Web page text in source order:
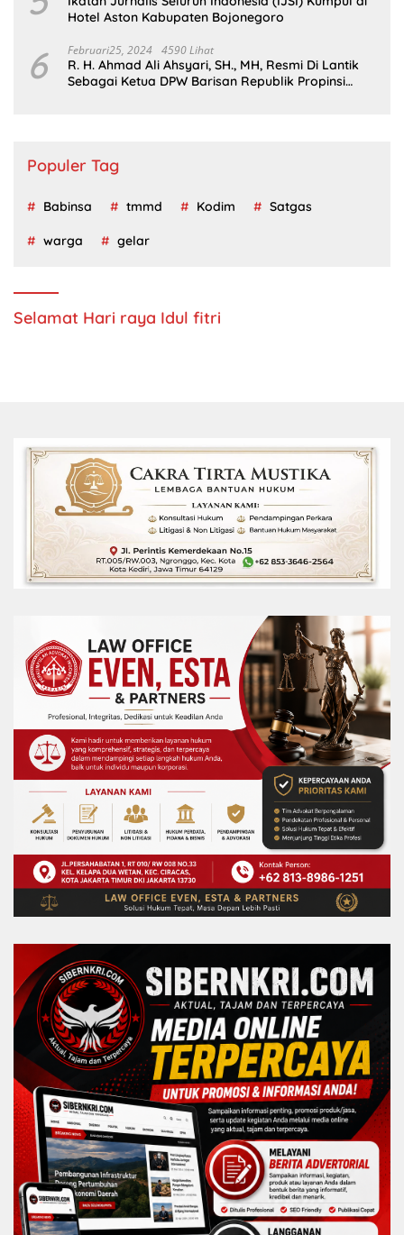
Hotel Aston Kabupaten Bojonegoro
6 Februari25, 2024 4590 Lihat
R. H. Ahmad Ali Ahsyari, SH., MH, Resmi Di Lantik
Sebagai Ketua DPW Barisan Republik Propinsi
Populer Tag
Babinsa tmmd Kodim Satgas
warga gelar
Selamat Hari raya Idul fitri